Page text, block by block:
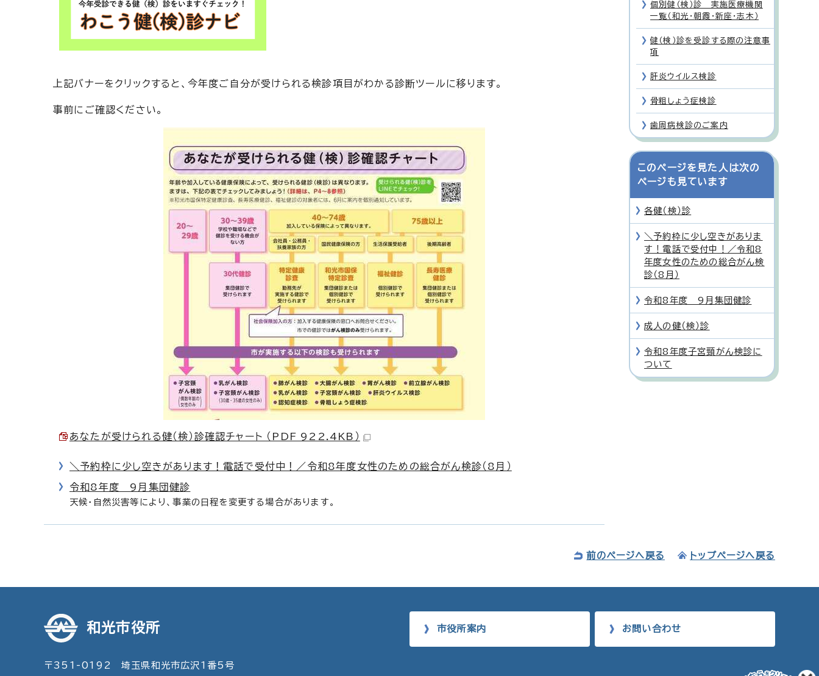
上記バナーをクリックすると、今年度ご自分が受けられる検診項目がわかる診断ツールに移ります。
事前にご確認ください。
あなたが受けられる健（検）診確認チャート （PDF 922.4KB）
＼予約枠に少し空きがあります！電話で受付中！／令和8年度女性のための総合がん検診（8月）
令和8年度 9月集団健診
天候・自然災害等により、事業の日程を変更する場合があります。
個別健（検）診 実施医療機関
一覧（和光・朝霞・新座・志木）
健（検）診を受診する際の注意事
項
肝炎ウイルス検診
骨粗しょう症検診
歯周病検診のご案内
このページを見た人は次の
ページも見ています
各健（検）診
＼予約枠に少し空きがありま
す！電話で受付中！／令和8
年度女性のための総合がん検
診（8月）
令和8年度 9月集団健診
成人の健（検）診
令和8年度子宮頸がん検診に
ついて
前のページへ戻る トップページへ戻る
和光市役所
〒351-0192 埼玉県和光市広沢1番5号
市役所案内 お問い合わせ